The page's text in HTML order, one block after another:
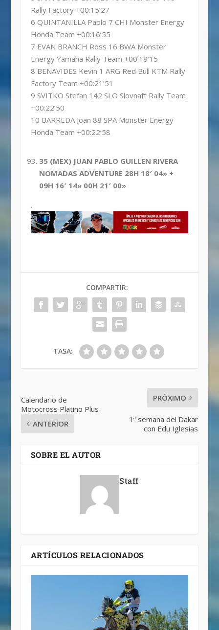
Rally Factory +00:15’27
6 QUINTANILLA Pablo 7 CHI Monster Energy
Honda Team +00:16’55
7 EVAN BRANCH Ross 16 BWA Monster
Energy Yamaha Rally Team +00:18’15
8 BENAVIDES Kevin 1 ARG Red Bull KTM Rally
Factory Team +00:21’51
9 SVITKO Stefan 142 SLO Slovnaft Rally Team
+00:22’50
10 BARREDA Joan 88 SPA Monster Energy
Honda Team +00:22’58
35 (MEX) JUAN PABLO GUILLEN RIVERA
NOMADAS ADVENTURE 28H 18′ 04» +
09H 16′ 14» 00H 21′ 00»
.
COMPARTIR:
TASA:
Calendario de
Motocross Platino Plus
ANTERIOR
PRÓXIMO
1ª semana del Dakar
con Edu Iglesias
SOBRE EL AUTOR
Staff
ARTÍCULOS RELACIONADOS